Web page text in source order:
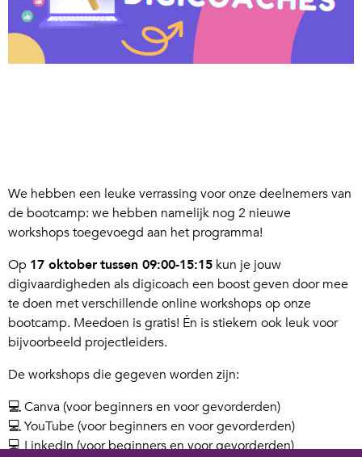
We hebben een leuke verrassing voor onze deelnemers van
de bootcamp: we hebben namelijk nog 2 nieuwe
workshops toegevoegd aan het programma!
Op 17 oktobertussen 09:00-15:15 kun je jouw
digivaardigheden als digicoach een boost geven door mee
te doen met verschillende online workshops op onze
bootcamp. Meedoen is gratis! Én is stiekem ook leuk voor
bijvoorbeeld projectleiders.
De workshops die gegeven worden zijn:
💻 Canva (voor beginners en voor gevorderden)
💻 YouTube (voor beginners en voor gevorderden)
💻 LinkedIn (voor beginners en voor gevorderden)